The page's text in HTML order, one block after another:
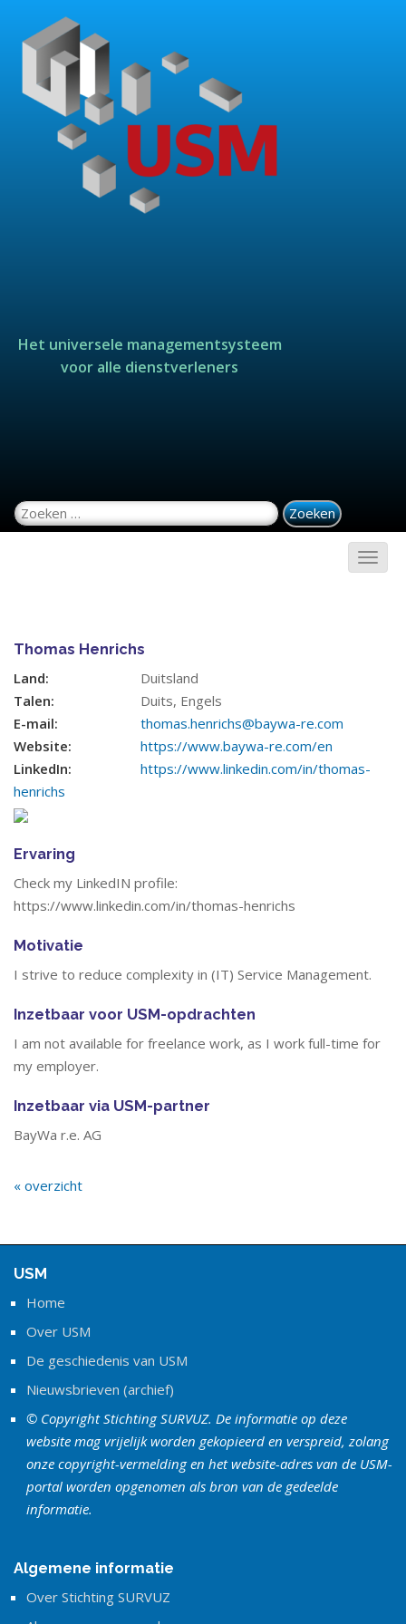
Het universele managementsysteem
voor alle dienstverleners
Zoeken naar:
Thomas Henrichs
Land:
Duitsland
Talen:
Duits, Engels
E-mail:
thomas.henrichs@baywa-re.com
Website:
https://www.baywa-re.com/en
LinkedIn:
https://www.linkedin.com/in/thomas-
henrichs
Ervaring
Check my LinkedIN profile:
https://www.linkedin.com/in/thomas-henrichs
Motivatie
I strive to reduce complexity in (IT) Service Management.
Inzetbaar voor USM-opdrachten
I am not available for freelance work, as I work full-time for
my employer.
Inzetbaar via USM-partner
BayWa r.e. AG
« overzicht
USM
Home
Over USM
De geschiedenis van USM
Nieuwsbrieven (archief)
© Copyright Stichting SURVUZ. De informatie op deze
website mag vrijelijk worden gekopieerd en verspreid, zolang
onze copyright-vermelding en het website-adres van de USM-
portal worden opgenomen als bron van de gedeelde
informatie.
Algemene informatie
Over Stichting SURVUZ